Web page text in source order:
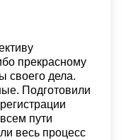
прекрасному
своего дела.
Подготовили
пути
весь процесс